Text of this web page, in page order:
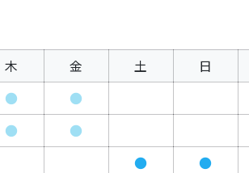
木 金 土 日
● ●
● ●
● ●